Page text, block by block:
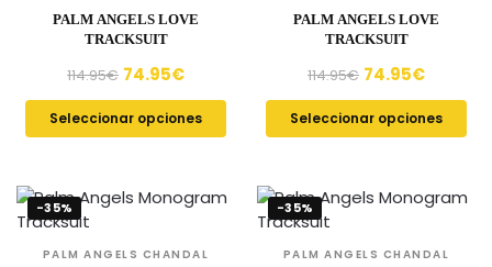
PALM ANGELS LOVE
TRACKSUIT
114.95€ 74.95€
Seleccionar opciones
PALM ANGELS LOVE
TRACKSUIT
114.95€ 74.95€
Seleccionar opciones
-35%
PALM ANGELS CHANDAL
-35%
PALM ANGELS CHANDAL